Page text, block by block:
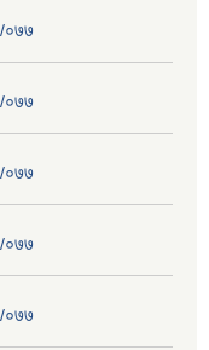
०७७
०७७
०७७
०७७
०७७